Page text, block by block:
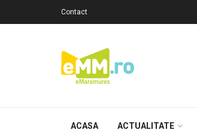
Contact
ACASA ACTUALITATE